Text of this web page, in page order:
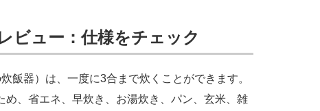
ビュー：仕様をチェック
器）は、一度に3合まで炊くことができます。
、省エネ、早炊き、お湯炊き、パン、玄米、雑